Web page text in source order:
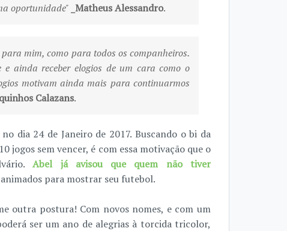
oportunidade" _Matheus Alessandro.
mim, como para todos os companheiros.
ainda receber elogios de um cara como o
motivam ainda mais para continuarmos
Calazans.
dia 24 de Janeiro de 2017. Buscando o bi da
jogos sem vencer, é com essa motivação que o
Abel já avisou que quem não tiver
para mostrar seu futebol.
outra postura! Com novos nomes, e com um
ser um ano de alegrias à torcida tricolor,